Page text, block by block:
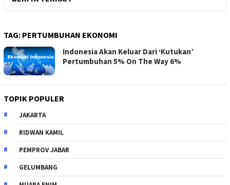
TAG: PERTUMBUHAN EKONOMI
Indonesia Akan Keluar Dari ‘Kutukan’
Pertumbuhan 5% On The Way 6%
TOPIK POPULER
JAKARTA
RIDWAN KAMIL
PEMPROV JABAR
GELUMBANG